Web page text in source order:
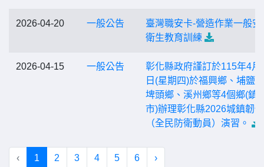
2026-04-20 一般公告
臺灣職安卡-營造作業一般安
衛生教育訓練
2026-04-15 一般公告
彰化縣政府謹訂於115年4月
日(星期四)於福興鄉、埔鹽
埤頭鄉、溪州鄉等4個鄉(鎮
市)辦理彰化縣2026城鎮韌性
（全民防衛動員）演習。
‹ 1 2 3 4 5 6 ›